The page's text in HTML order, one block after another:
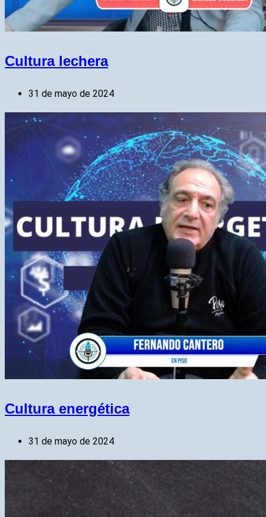
Cultura lechera
31 de mayo de 2024
Cultura energética
31 de mayo de 2024